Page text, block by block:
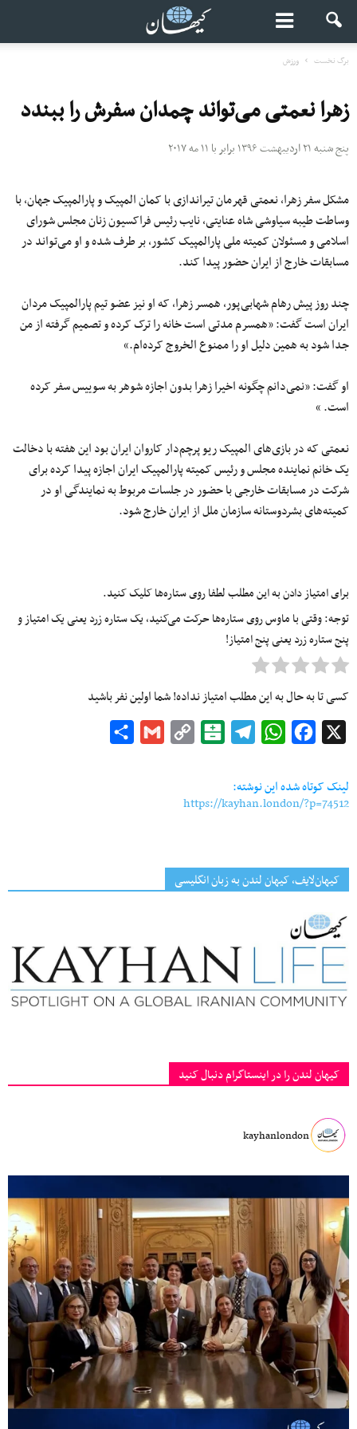
برگ نخست ورزش
زهرا نعمتی می‌تواند چمدان سفرش را ببندد
پنج شنبه ۲۱ اردیبهشت ۱۳۹۶ برابر با ۱۱ مه ۲۰۱۷
مشکل سفر زهرا، نعمتی قهرمان تیراندازی با کمان المپیک و پارالمپیک جهان، با
وساطت طیبه سیاوشی شاه عنایتی، نایب رئیس فراکسیون زنان مجلس شورای
اسلامی و مسئولان کمیته ملی پارالمپیک کشور، بر طرف شده و او می‌تواند در
مسابقات خارج از ایران حضور پیدا کند.
چند روز پیش رهام شهابی‌پور، همسر زهرا، که او نیز عضو تیم پارالمپیک مردان
ایران است گفت: «همسرم مدتی است خانه را ترک کرده و تصمیم گرفته از من
جدا شود به همین دلیل او را ممنوع الخروج کرده‌ام.»
او گفت: «نمی‌دانم چگونه اخیرا زهرا بدون اجازه شوهر به سوییس سفر کرده
است. »
نعمتی که در بازی‌های المپیک ریو پرچم‌دار کاروان ایران بود این هفته با دخالت
یک خانم نماینده مجلس و رئیس کمیته پارالمپیک ایران اجازه پیدا کرده برای
شرکت در مسابقات خارجی با حضور در جلسات مربوط به نمایندگی او در
کمیته‌های بشردوستانه سازمان ملل از ایران خارج شود.
برای امتیاز دادن به این مطلب لطفا روی ستاره‌ها کلیک کنید.
توجه: وقتی با ماوس روی ستاره‌ها حرکت می‌کنید، یک ستاره زرد یعنی یک امتیاز و
پنج ستاره زرد یعنی پنج امتیاز!
کسی تا به حال به این مطلب امتیاز نداده! شما اولین نفر باشید
Facebook
WhatsApp
Telegram
Balatarin
Copy
Gmail
لینک کوتاه شده این نوشته:
https://kayhan.london/?p=74512
کیهان‌لایف، کیهان لندن به زبان انگلیسی
کیهان لندن را در اینستاگرام دنبال کنید
kayhanlondon